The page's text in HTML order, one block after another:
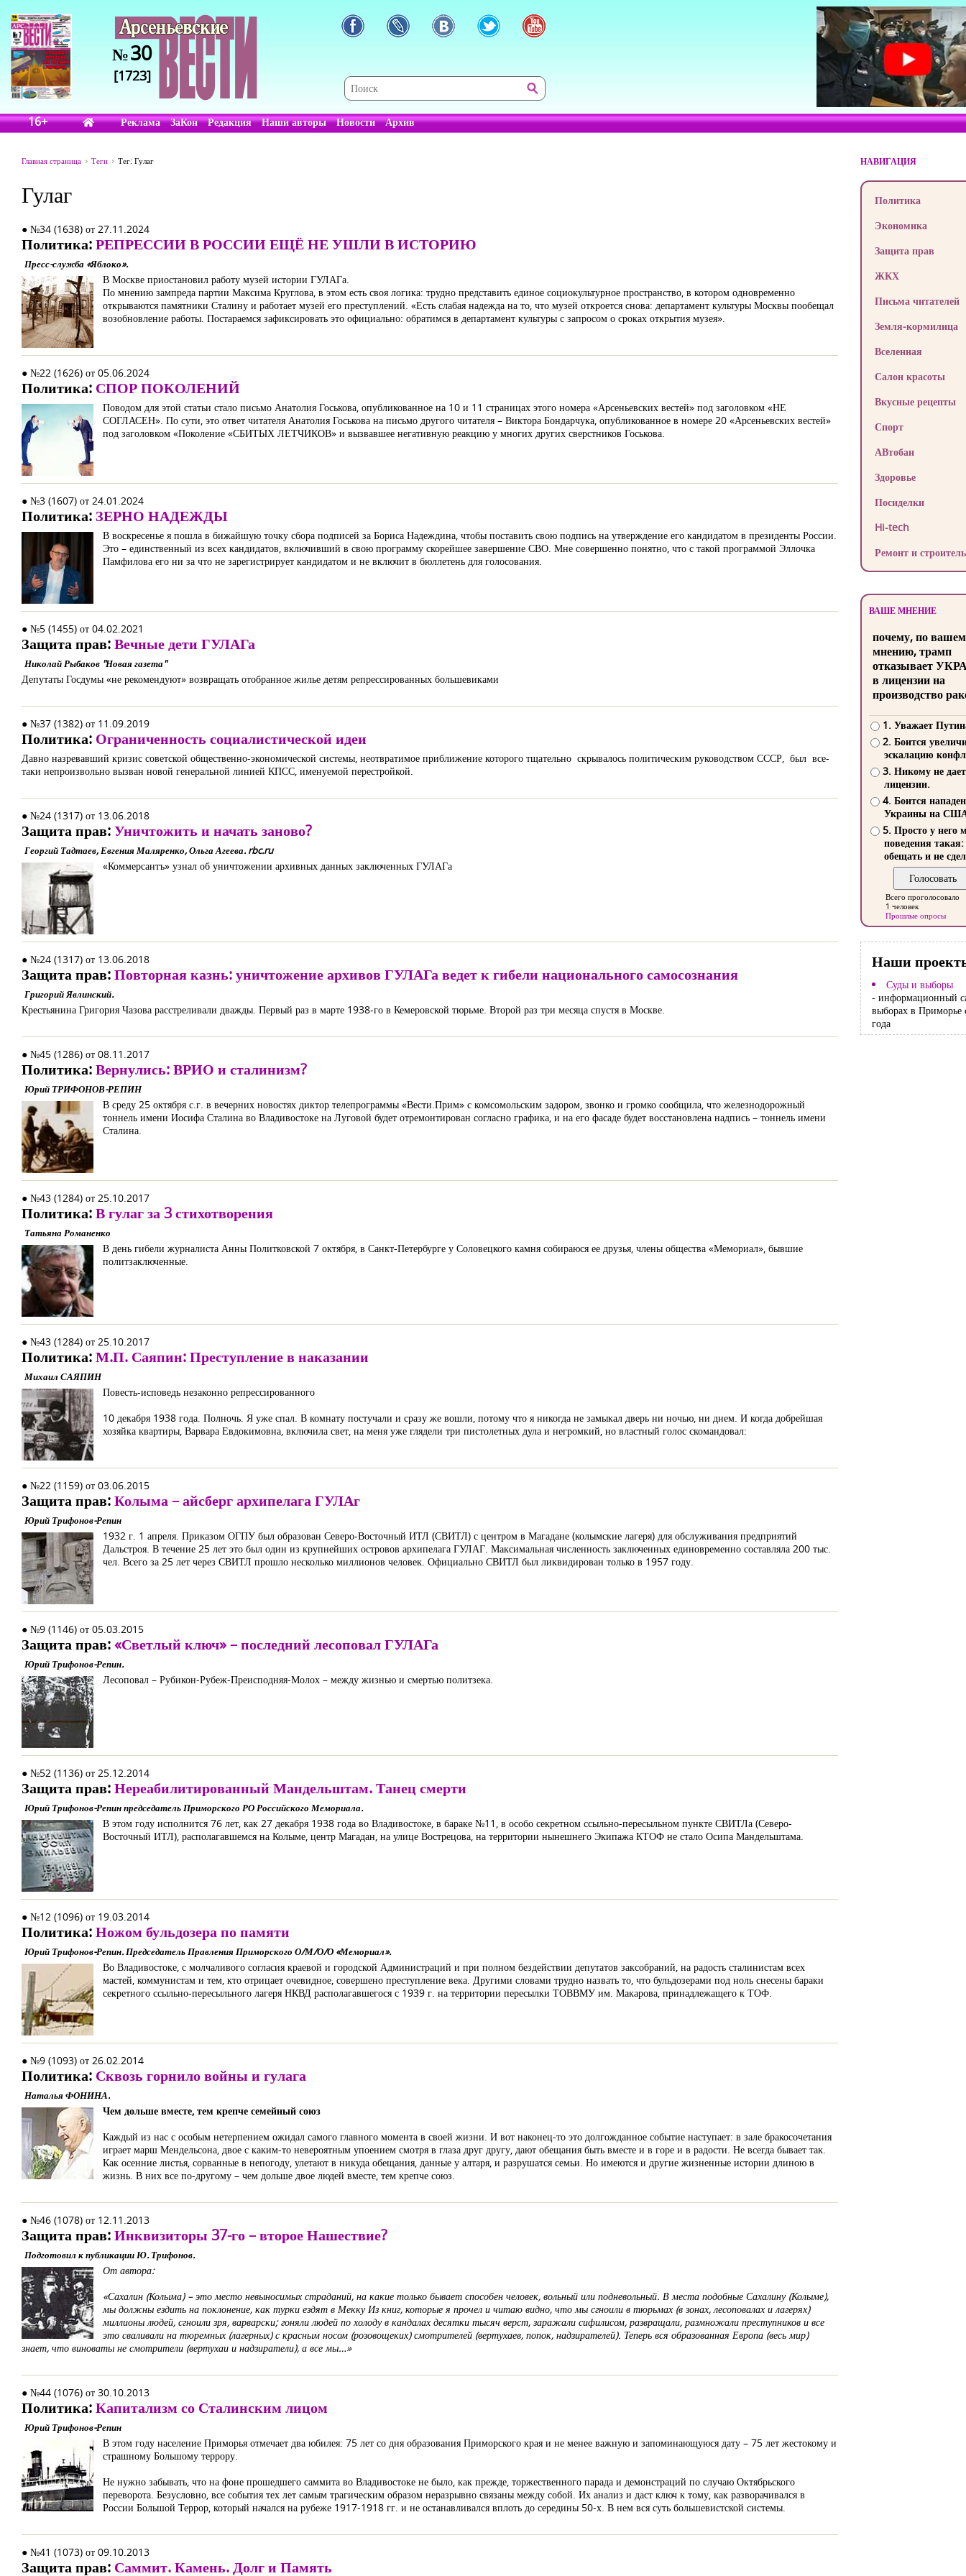
№30
[1723]
16+ Реклама ЗаКон Редакция Наши авторы Новости Архив
Главная страница Теги Тег: Гулаг
Гулаг
● №34 (1638) от 27.11.2024
Политика:РЕПРЕССИИ В РОССИИ ЕЩЁ НЕ УШЛИ В ИСТОРИЮ
Пресс-служба «Яблоко».
В Москве приостановил работу музей истории ГУЛАГа.
По мнению зампреда партии Максима Круглова, в этом есть своя логика: трудно представить единое социокультурное пространство, в котором одновременно
открываются памятники Сталину и работает музей его преступлений. «Есть слабая надежда на то, что музей откроется снова: департамент культуры Москвы пообещал
возобновление работы. Постараемся зафиксировать это официально: обратимся в департамент культуры с запросом о сроках открытия музея».
● №22 (1626) от 05.06.2024
Политика: СПОР ПОКОЛЕНИЙ
Поводом для этой статьи стало письмо Анатолия Госькова, опубликованное на 10 и 11 страницах этого номера «Арсеньевских вестей» под заголовком «НЕ
СОГЛАСЕН». По сути, это ответ читателя Анатолия Госькова на письмо другого читателя – Виктора Бондарчука, опубликованное в номере 20 «Арсеньевских вестей»
под заголовком «Поколение «СБИТЫХ ЛЕТЧИКОВ» и вызвавшее негативную реакцию у многих других сверстников Госькова.
● №3 (1607) от 24.01.2024
Политика: ЗЕРНО НАДЕЖДЫ
В воскресенье я пошла в бижайшую точку сбора подписей за Бориса Надеждина, чтобы поставить свою подпись на утверждение его кандидатом в президенты России.
Это – единственный из всех кандидатов, включивший в свою программу скорейшее завершение СВО. Мне совершенно понятно, что с такой программой Эллочка
Памфилова его ни за что не зарегистрирует кандидатом и не включит в бюллетень для голосования.
● №5 (1455) от 04.02.2021
Защита прав:Вечные дети ГУЛАГа
Николай Рыбаков "Новая газета"
Депутаты Госдумы «не рекомендуют» возвращать отобранное жилье детям репрессированных большевиками
● №37 (1382) от 11.09.2019
Политика: Ограниченность социалистической идеи
Давно назревавший кризис советской общественно-экономической системы, неотвратимое приближение которого тщательно скрывалось политическим руководством СССР, был все-
таки непроизвольно вызван новой генеральной линией КПСС, именуемой перестройкой.
● №24 (1317) от 13.06.2018
Защита прав:Уничтожить и начать заново?
Георгий Тадтаев, Евгения Маляренко, Ольга Агеева. rbc.ru
«Коммерсантъ» узнал об уничтожении архивных данных заключенных ГУЛАГа
● №24 (1317) от 13.06.2018
Защита прав:Повторная казнь: уничтожение архивов ГУЛАГа ведет к гибели национального самосознания
Григорий Явлинский.
Крестьянина Григория Чазова расстреливали дважды. Первый раз в марте 1938-го в Кемеровской тюрьме. Второй раз три месяца спустя в Москве.
● №45 (1286) от 08.11.2017
Политика:Вернулись: ВРИО и сталинизм?
Юрий ТРИФОНОВ-РЕПИН
В среду 25 октября с.г. в вечерних новостях диктор телепрограммы «Вести.Прим» с комсомольским задором, звонко и громко сообщила, что железнодорожный
тоннель имени Иосифа Сталина во Владивостоке на Луговой будет отремонтирован согласно графика, и на его фасаде будет восстановлена надпись – тоннель имени
Сталина.
● №43 (1284) от 25.10.2017
Политика:В гулаг за 3 стихотворения
Татьяна Романенко
В день гибели журналиста Анны Политковской 7 октября, в Санкт-Петербурге у Соловецкого камня собираюся ее друзья, члены общества «Мемориал», бывшие
политзаключенные.
● №43 (1284) от 25.10.2017
Политика:М.П. Саяпин: Преступление в наказании
Михаил САЯПИН
Повесть-исповедь незаконно репрессированного
10 декабря 1938 года. Полночь. Я уже спал. В комнату постучали и сразу же вошли, потому что я никогда не замыкал дверь ни ночью, ни днем. И когда добрейшая
хозяйка квартиры, Варвара Евдокимовна, включила свет, на меня уже глядели три пистолетных дула и негромкий, но властный голос скомандовал:
● №22 (1159) от 03.06.2015
Защита прав:Колыма – айсберг архипелага ГУЛАг
Юрий Трифонов-Репин
1932 г. 1 апреля. Приказом ОГПУ был образован Северо-Восточный ИТЛ (СВИТЛ) с центром в Магадане (колымские лагеря) для обслуживания предприятий
Дальстроя. В течение 25 лет это был один из крупнейших островов архипелага ГУЛАГ. Максимальная численность заключенных единовременно составляла 200 тыс.
чел. Всего за 25 лет через СВИТЛ прошло несколько миллионов человек. Официально СВИТЛ был ликвидирован только в 1957 году.
● №9 (1146) от 05.03.2015
Защита прав:«Светлый ключ» – последний лесоповал ГУЛАГа
Юрий Трифонов-Репин.
Лесоповал – Рубикон-Рубеж-Преисподняя-Молох – между жизнью и смертью политзека.
● №52 (1136) от 25.12.2014
Защита прав:Нереабилитированный Мандельштам. Танец смерти
Юрий Трифонов-Репин председатель Приморского РО Российского Мемориала.
В этом году исполнится 76 лет, как 27 декабря 1938 года во Владивостоке, в бараке №11, в особо секретном ссыльно-пересыльном пункте СВИТЛа (Северо-
Восточный ИТЛ), располагавшемся на Колыме, центр Магадан, на улице Вострецова, на территории нынешнего Экипажа КТОФ не стало Осипа Мандельштама.
● №12 (1096) от 19.03.2014
Политика:Ножом бульдозера по памяти
Юрий Трифонов-Репин. Председатель Правления Приморского О/М/О/О «Мемориал».
Во Владивостоке, с молчаливого согласия краевой и городской Администраций и при полном бездействии депутатов заксобраний, на радость сталинистам всех
мастей, коммунистам и тем, кто отрицает очевидное, совершено преступление века. Другими словами трудно назвать то, что бульдозерами под ноль снесены бараки
секретного ссыльно-пересыльного лагеря НКВД располагавшегося с 1939 г. на территории пересылки ТОВВМУ им. Макарова, принадлежащего к ТОФ.
● №9 (1093) от 26.02.2014
Политика: Сквозь горнило войны и гулага
Наталья ФОНИНА.
Чем дольше вместе, тем крепче семейный союз
Каждый из нас с особым нетерпением ожидал самого главного момента в своей жизни. И вот наконец-то это долгожданное событие наступает: в зале бракосочетания
играет марш Мендельсона, двое с каким-то невероятным упоением смотря в глаза друг другу, дают обещания быть вместе и в горе и в радости. Не всегда бывает так.
Как осенние листья, сорванные в непогоду, улетают в никуда обещания, данные у алтаря, и разрушатся семьи. Но имеются и другие жизненные истории длиною в
жизнь. В них все по-другому – чем дольше двое людей вместе, тем крепче союз.
● №46 (1078) от 12.11.2013
Защита прав:Инквизиторы 37-го – второе Нашествие?
Подготовил к публикации Ю. Трифонов.
От автора:
«Сахалин (Колыма) – это место невыносимых страданий, на какие только бывает способен человек, вольный или подневольный. В места подобные Сахалину (Колыме),
мы должны ездить на поклонение, как турки ездят в Мекку Из книг, которые я прочел и читаю видно, что мы сгноили в тюрьмах (в зонах, лесоповалах и лагерях)
миллионы людей, сгноили зря, варварски; гоняли людей по холоду в кандалах десятки тысяч верст, заражали сифилисом, развращали, размножали преступников и все
это сваливали на тюремных (лагерных) с красным носом (розовощеких) смотрителей (вертухаев, попок, надзирателей). Теперь вся образованная Европа (весь мир)
знает, что виноваты не смотрители (вертухаи и надзиратели), а все мы…»
● №44 (1076) от 30.10.2013
Политика:Капитализм со Сталинским лицом
Юрий Трифонов-Репин
В этом году население Приморья отмечает два юбилея: 75 лет со дня образования Приморского края и не менее важную и запоминающуюся дату – 75 лет жестокому и
страшному Большому террору.
Не нужно забывать, что на фоне прошедшего саммита во Владивостоке не было, как прежде, торжественного парада и демонстраций по случаю Октябрьского
переворота. Безусловно, все события тех лет самым трагическим образом неразрывно связаны между собой. Их анализ и даст ключ к тому, как разворачивался в
России Большой Террор, который начался на рубеже 1917-1918 гг. и не останавливался вплоть до середины 50-х. В нем вся суть большевистской системы.
● №41 (1073) от 09.10.2013
Защита прав: Саммит. Камень. Долг и Память
НАВИГАЦИЯ
Политика
Экономика
Защита прав
ЖКХ
Письма читателей
Земля-кормилица
Вселенная
Салон красоты
Вкусные рецепты
Спорт
АВтобан
Здоровье
Посиделки
Hi-tech
Ремонт и
ВАШЕ МНЕНИЕ
почему, по
мнению, трамп
отказывает
в лицензии на
производство
1. Уважает
2. Боится
эскалацию
3. Никому не
лицензии.
4. Боится
Украины на
5. Просто у него
поведения такая:
обещать и не
Всего проголосовало
1 человек
Прошлые опросы
Наши
Суды и выборы
- информационный
выборах в Приморье
года